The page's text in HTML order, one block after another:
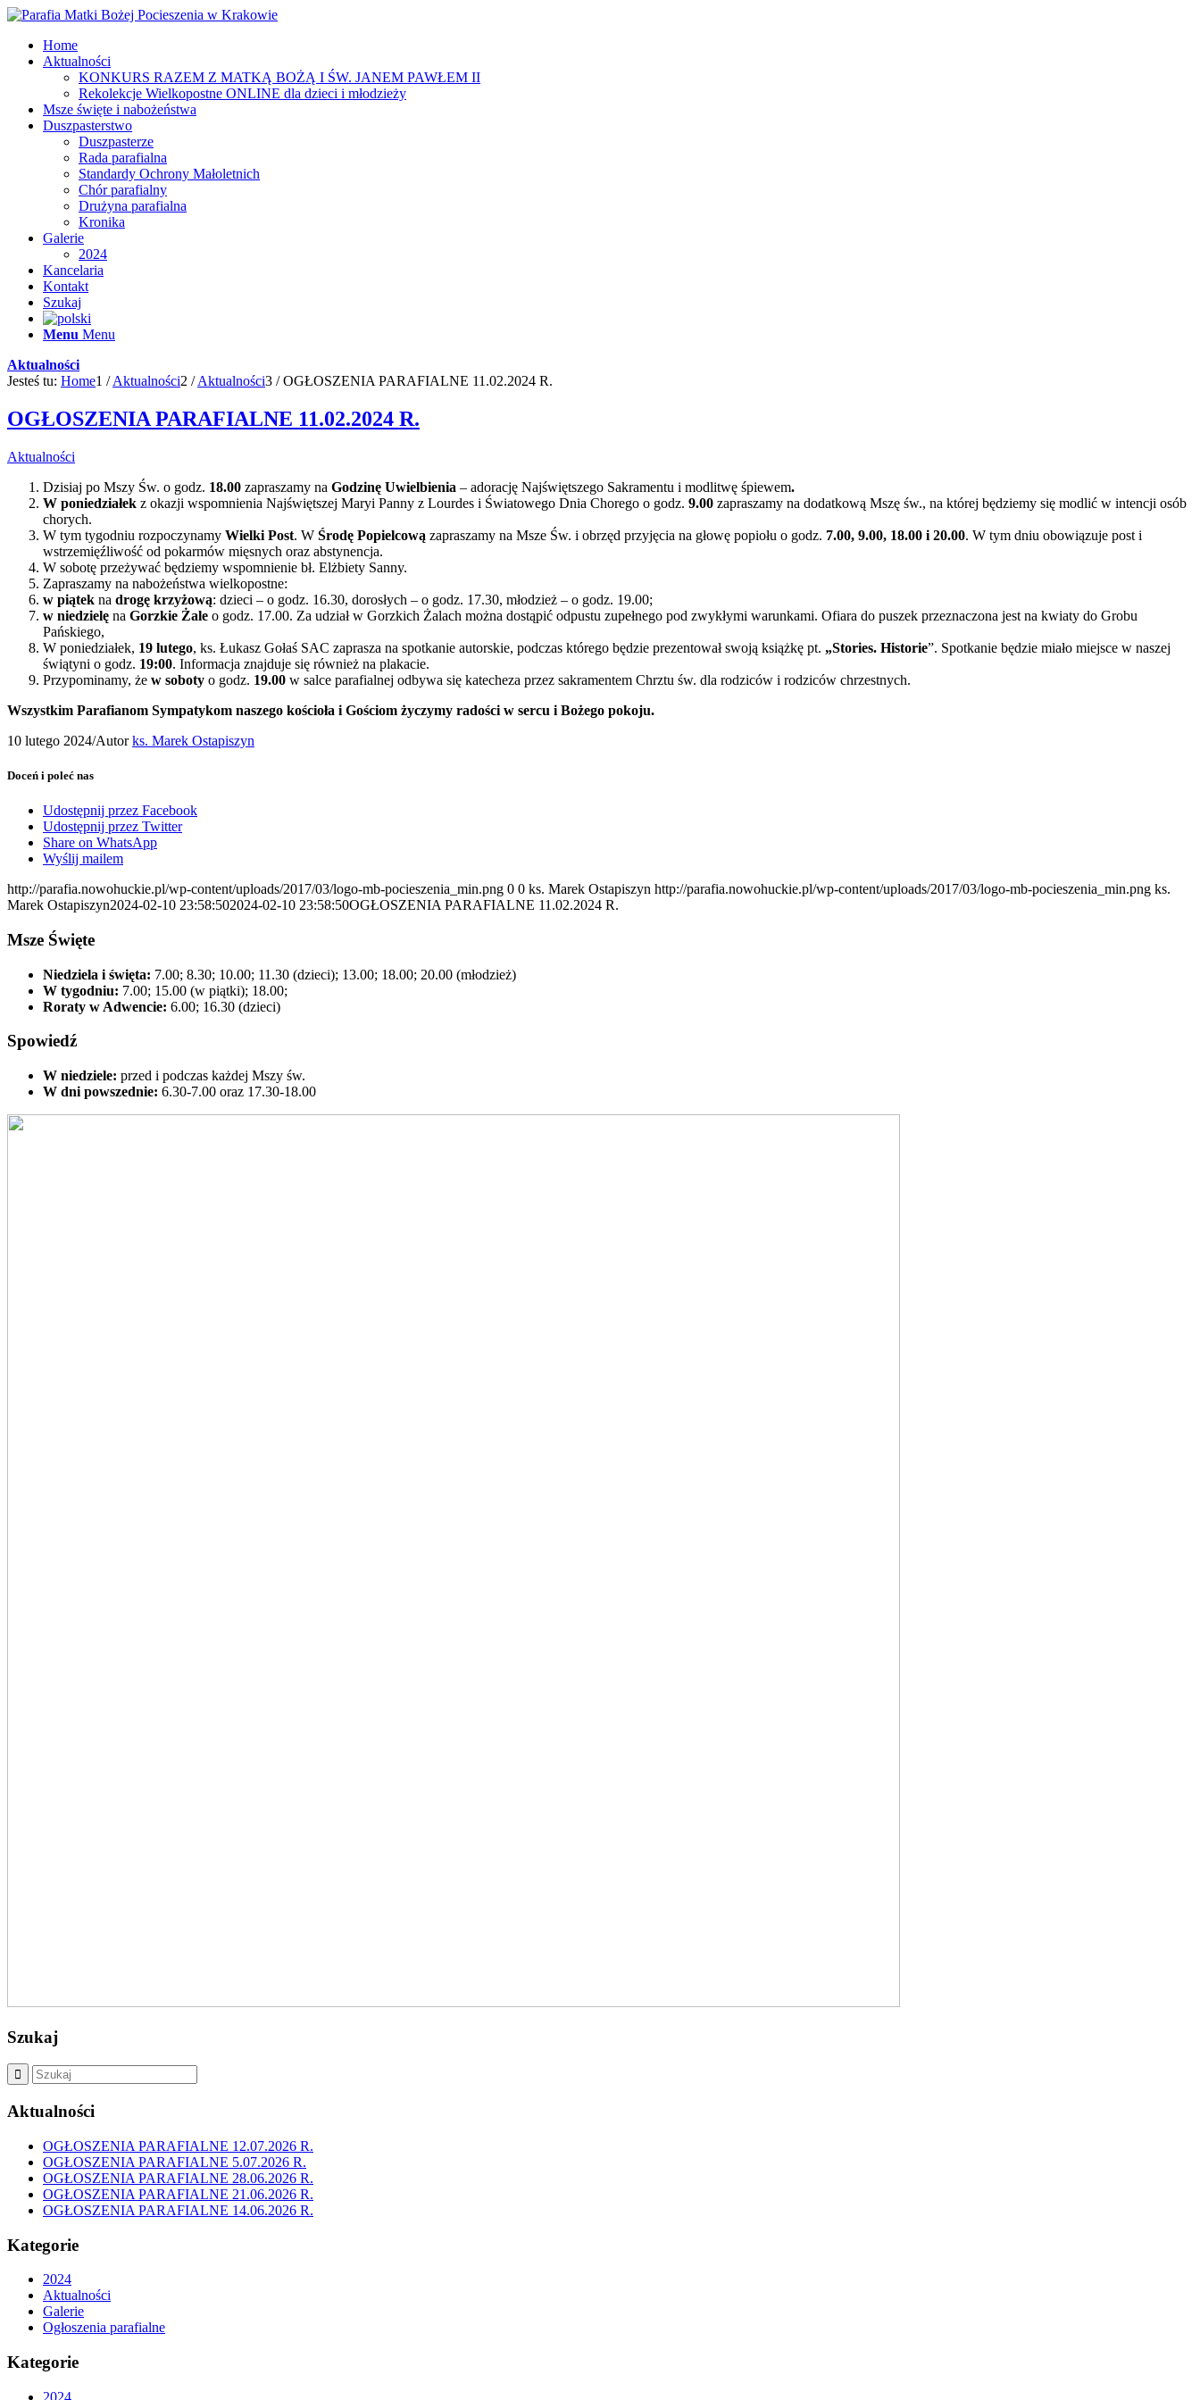
Home
Aktualności
KONKURS RAZEM Z MATKĄ BOŻĄ I ŚW. JANEM PAWŁEM II
Rekolekcje Wielkopostne ONLINE dla dzieci i młodzieży
Msze święte i nabożeństwa
Duszpasterstwo
Duszpasterze
Rada parafialna
Standardy Ochrony Małoletnich
Chór parafialny
Drużyna parafialna
Kronika
Galerie
2024
Kancelaria
Kontakt
Szukaj
Menu Menu
Aktualności
Jesteś tu: Home1 / Aktualności2 / Aktualności3 / OGŁOSZENIA PARAFIALNE 11.02.2024 R.
OGŁOSZENIA PARAFIALNE 11.02.2024 R.
Aktualności
Dzisiaj po Mszy Św. o godz. 18.00 zapraszamy na Godzinę Uwielbienia – adorację Najświętszego Sakramentu i modlitwę śpiewem.
W poniedziałek z okazji wspomnienia Najświętszej Maryi Panny z Lourdes i Światowego Dnia Chorego o godz. 9.00 zapraszamy na dodatkową Mszę św., na której będziemy się modlić w intencji osób
chorych.
W tym tygodniu rozpoczynamy Wielki Post. W Środę Popielcową zapraszamy na Msze Św. i obrzęd przyjęcia na głowę popiołu o godz. 7.00, 9.00, 18.00 i 20.00. W tym dniu obowiązuje post i
wstrzemięźliwość od pokarmów mięsnych oraz abstynencja.
W sobotę przeżywać będziemy wspomnienie bł. Elżbiety Sanny.
Zapraszamy na nabożeństwa wielkopostne:
w piątek na drogę krzyżową: dzieci – o godz. 16.30, dorosłych – o godz. 17.30, młodzież – o godz. 19.00;
w niedzielę na Gorzkie Żale o godz. 17.00. Za udział w Gorzkich Żalach można dostąpić odpustu zupełnego pod zwykłymi warunkami. Ofiara do puszek przeznaczona jest na kwiaty do Grobu
Pańskiego,
W poniedziałek, 19 lutego, ks. Łukasz Gołaś SAC zaprasza na spotkanie autorskie, podczas którego będzie prezentował swoją książkę pt. „Stories. Historie”. Spotkanie będzie miało miejsce w naszej
świątyni o godz. 19:00. Informacja znajduje się również na plakacie.
Przypominamy, że w soboty o godz. 19.00 w salce parafialnej odbywa się katecheza przez sakramentem Chrztu św. dla rodziców i rodziców chrzestnych.
Wszystkim Parafianom Sympatykom naszego kościoła i Gościom życzymy radości w sercu i Bożego pokoju.
10 lutego 2024/Autorks. Marek Ostapiszyn
Doceń i poleć nas
Udostępnij przez Facebook
Udostępnij przez Twitter
Share on WhatsApp
Wyślij mailem
http://parafia.nowohuckie.pl/wp-content/uploads/2017/03/logo-mb-pocieszenia_min.png 0 0 ks. Marek Ostapiszyn http://parafia.nowohuckie.pl/wp-content/uploads/2017/03/logo-mb-pocieszenia_min.png ks.
Marek Ostapiszyn2024-02-10 23:58:502024-02-10 23:58:50OGŁOSZENIA PARAFIALNE 11.02.2024 R.
Msze Święte
Niedziela i święta: 7.00; 8.30; 10.00; 11.30 (dzieci); 13.00; 18.00; 20.00 (młodzież)
W tygodniu: 7.00; 15.00 (w piątki); 18.00;
Roraty w Adwencie: 6.00; 16.30 (dzieci)
Spowiedź
W niedziele: przed i podczas każdej Mszy św.
W dni powszednie: 6.30-7.00 oraz 17.30-18.00
Szukaj
Aktualności
OGŁOSZENIA PARAFIALNE 12.07.2026 R.
OGŁOSZENIA PARAFIALNE 5.07.2026 R.
OGŁOSZENIA PARAFIALNE 28.06.2026 R.
OGŁOSZENIA PARAFIALNE 21.06.2026 R.
OGŁOSZENIA PARAFIALNE 14.06.2026 R.
Kategorie
2024
Aktualności
Galerie
Ogłoszenia parafialne
Kategorie
2024